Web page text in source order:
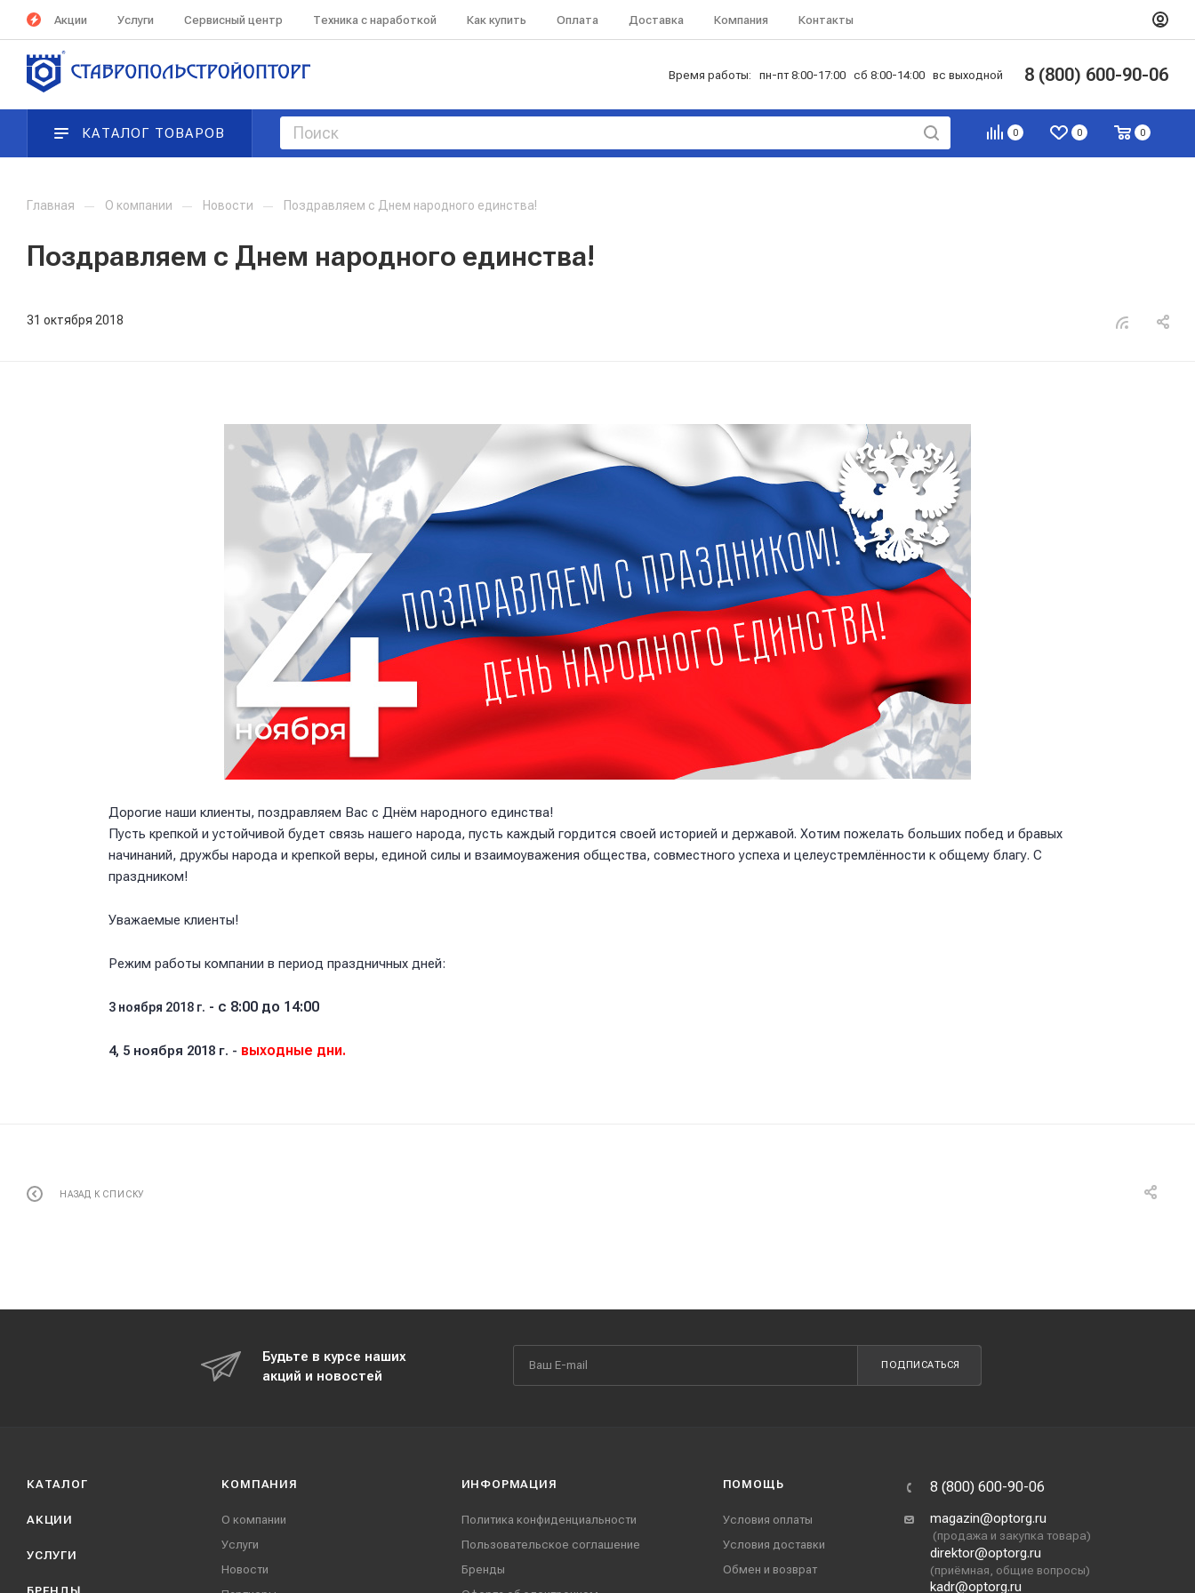
Акции Услуги Сервисный центр Техника с наработкой Как купить Оплата Доставка Компания Контакты
Время работы: пн-пт 8:00-17:00 сб 8:00-14:00 вс выходной 8 (800) 600-90-06
0 0 0
КАТАЛОГ ТОВАРОВ
Главная — О компании — Новости — Поздравляем с Днем народного единства!
Поздравляем с Днем народного единства!
31 октября 2018
Дорогие наши клиенты, поздравляем Вас с Днём народного единства!
Пусть крепкой и устойчивой будет связь нашего народа, пусть каждый гордится своей историей и державой. Хотим пожелать больших побед и бравых
начинаний, дружбы народа и крепкой веры, единой силы и взаимоуважения общества, совместного успеха и целеустремлённости к общему благу. С
праздником!
Уважаемые клиенты!
Режим работы компании в период праздничных дней:
3 ноября 2018 г. - с 8:00 до 14:00
4, 5 ноября 2018 г. - выходные дни.
НАЗАД К СПИСКУ
Будьте в курсе наших
акций и новостей
ПОДПИСАТЬСЯ
КАТАЛОГ
АКЦИИ
УСЛУГИ
КОМПАНИЯ
О компании
Услуги
Новости
ИНФОРМАЦИЯ
Политика конфиденциальности
Пользовательское соглашение
Бренды
ПОМОЩЬ
Условия оплаты
Условия доставки
Обмен и возврат
8 (800) 600-90-06
magazin@optorg.ru
(продажа и закупка товара)
direktor@optorg.ru
(приёмная, общие вопросы)
kadr@optorg.ru